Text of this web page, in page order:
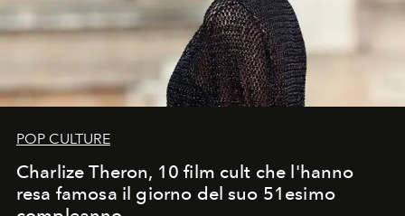
POP CULTURE
Charlize Theron, 10 film cult che l'hanno
resa famosa il giorno del suo 51esimo